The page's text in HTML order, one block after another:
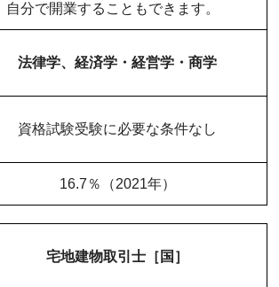
自分で開業することもできます。
法律学、経済学・経営学・商学
資格試験受験に必要な条件なし
16.7％（2021年）
宅地建物取引士［国］